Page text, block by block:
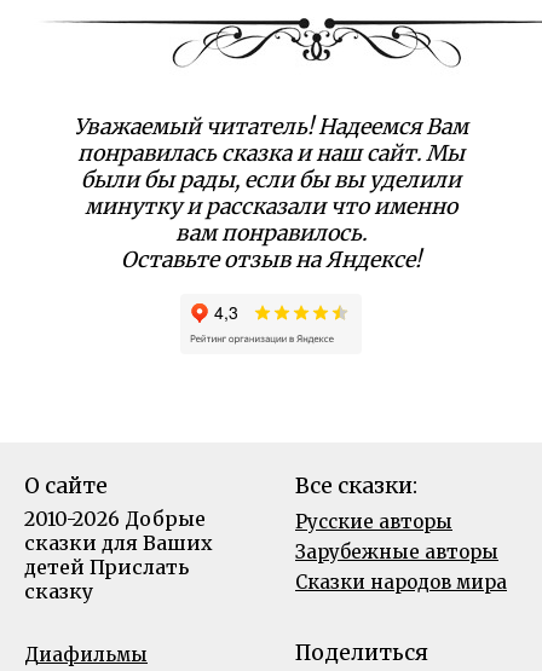
Уважаемый читатель! Надеемся Вам
понравилась сказка и наш сайт. Мы
были бы рады, если бы вы уделили
минутку и рассказали что именно
вам понравилось.
Оставьте отзыв на Яндексе!
О сайте
2010-2026 Добрые
сказки для Ваших
детей Прислать
сказку
Все сказки:
Русские авторы
Зарубежные авторы
Сказки народов мира
Диафильмы
Поделиться